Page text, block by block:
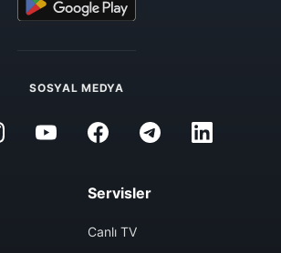
SOSYAL MEDYA
Servisler
Canlı TV